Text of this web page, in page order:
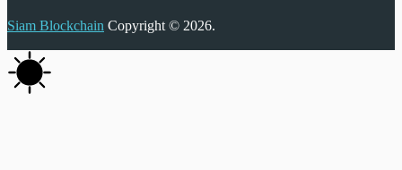
Siam Blockchain Copyright © 2026.